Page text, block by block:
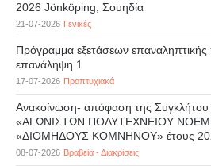
2026 Jönköping, Σουηδία
21-07-2026 Γενικές
Πρόγραμμα εξετάσεων
επανάληψη 1
17-07-2026 Προπτυχιακά
Ανακοίνωση- απόφαση της Συγκλήτου
«ΑΓΩΝΙΣΤΩΝ ΠΟΛΥΤΕΧΝΕΙΟΥ
«ΔΙΟΜΗΔΟΥΣ ΚΟΜΝΗΝΟΥ» έτους
08-07-2026 Βραβεία - Διακρίσεις